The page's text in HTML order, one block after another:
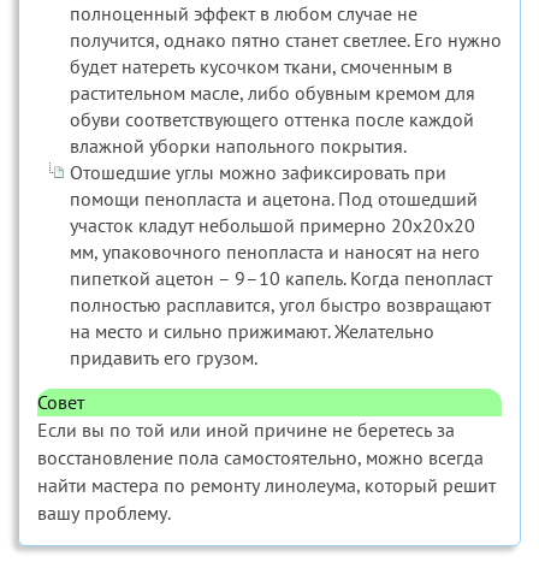
полноценный эффект в любом случае не
получится, однако пятно станет светлее. Его нужно
будет натереть кусочком ткани, смоченным в
растительном масле, либо обувным кремом для
обуви соответствующего оттенка после каждой
влажной уборки напольного покрытия.
Отошедшие углы можно зафиксировать при
помощи пенопласта и ацетона. Под отошедший
участок кладут небольшой примерно 20х20х20
мм, упаковочного пенопласта и наносят на него
пипеткой ацетон – 9–10 капель. Когда пенопласт
полностью расплавится, угол быстро возвращают
на место и сильно прижимают. Желательно
придавить его грузом.
Совет
Если вы по той или иной причине не беретесь за
восстановление пола самостоятельно, можно всегда
найти мастера по ремонту линолеума, который решит
вашу проблему.